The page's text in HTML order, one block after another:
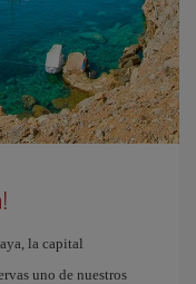
la capital
uno de nuestros